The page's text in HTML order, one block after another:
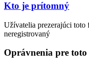
Kto je prítomný
Užívatelia prezerajúci toto
neregistrovaný
Oprávnenia pre